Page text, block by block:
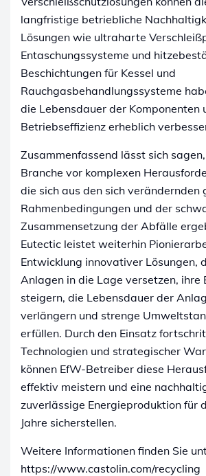
langfristige betriebliche
Lösungen wie ultraharte
Entaschungssysteme und
Beschichtungen für Kessel und
Rauchgasbehandlungssysteme
die Lebensdauer der Komponenten
Betriebseffizienz erheblich
Zusammenfassend lässt sich
Branche vor komplexen
die sich aus den sich verändernden
Rahmenbedingungen und der
Zusammensetzung der Abfälle
Eutectic leistet weiterhin
Entwicklung innovativer Lösungen,
Anlagen in die Lage versetzen, ihre
steigern, die Lebensdauer der
verlängern und strenge
erfüllen. Durch den Einsatz
Technologien und strategischer
können EfW-Betreiber diese
effektiv meistern und eine
zuverlässige Energieproduktion für
Jahre sicherstellen.
Weitere Informationen finden Sie
https://www.castolin.com/recycling